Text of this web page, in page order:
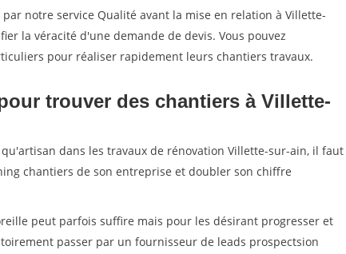
notre service Qualité avant la mise en relation à Villette-
la véracité d'une demande de devis. Vous pouvez
pour réaliser rapidement leurs chantiers travaux.
trouver des chantiers à Villette-
dans les travaux de rénovation Villette-sur-ain, il faut
chantiers de son entreprise et doubler son chiffre
peut parfois suffire mais pour les désirant progresser et
passer par un fournisseur de leads prospectsion